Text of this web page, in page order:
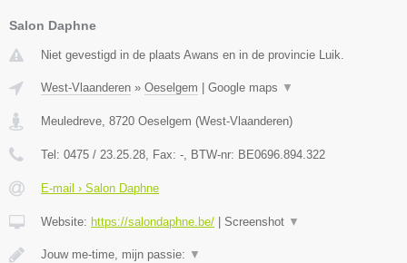
Salon Daphne
Niet gevestigd in de plaats Awans en in de provincie Luik.
West-Vlaanderen » Oeselgem Google maps ▼
Meuledreve, 8720 Oeselgem (West-Vlaanderen)
Tel: 0475 / 23.25.28, Fax: -, BTW-nr: BE0696.894.322
E-mail › Salon Daphne
Website: https://salondaphne.be/ Screenshot ▼
Jouw me-time, mijn passie: ▼